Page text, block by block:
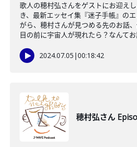
歌人の穂村弘さんをゲストにお迎え
き、最新エッセイ集『迷子手帳』の
がら、穂村さんが見つめる先のお話
目の前に宇宙人が現れたら？なんて
2024.07.05 |00:18:42
穂村弘さん